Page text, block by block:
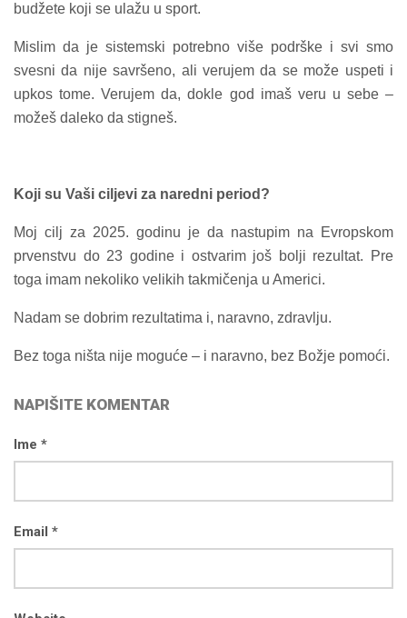
budžete koji se ulažu u sport.
Mislim da je sistemski potrebno više podrške i svi smo
svesni da nije savršeno, ali verujem da se može uspeti i
upkos tome. Verujem da, dokle god imaš veru u sebe –
možeš daleko da stigneš.
Koji su Vaši ciljevi za naredni period?
Moj cilj za 2025. godinu je da nastupim na Evropskom
prvenstvu do 23 godine i ostvarim još bolji rezultat. Pre
toga imam nekoliko velikih takmičenja u Americi.
Nadam se dobrim rezultatima i, naravno, zdravlju.
Bez toga ništa nije moguće – i naravno, bez Božje pomoći.
NAPIŠITE KOMENTAR
Ime *
Email *